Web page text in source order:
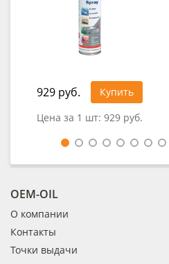
929 руб.
Купить
Цена за 1 шт: 929 руб.
OEM-OIL
О компании
Контакты
Точки выдачи